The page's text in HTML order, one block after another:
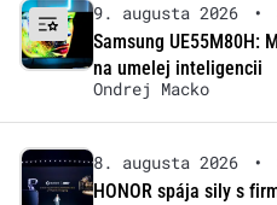
9. augusta 2026 •
Samsung UE55M80H:
na umelej inteligencii
Ondrej Macko
8. augusta 2026 •
HONOR spája sily s